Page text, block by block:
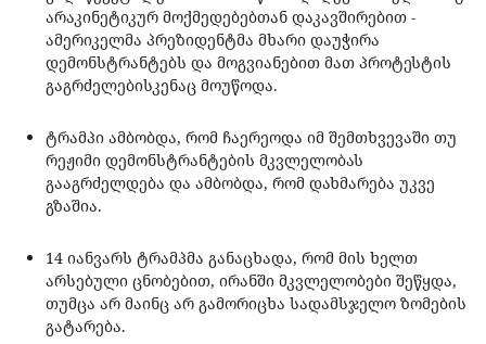
არაკინეტიკურ მოქმედებებთან დაკავშირებით -
ამერიკელმა პრეზიდენტმა მხარი დაუჭირა
დემონსტრანტებს და მოგვიანებით მათ პროტესტის
გაგრძელებისკენაც მოუწოდა.
ტრამპი ამბობდა, რომ ჩაერეოდა იმ შემთხვევაში თუ
რეჟიმი დემონსტრანტების მკვლელობას
გააგრძელდება და ამბობდა, რომ დახმარება უკვე
გზაშია.
14 იანვარს ტრამპმა განაცხადა, რომ მის ხელთ
არსებული ცნობებით, ირანში მკვლელობები შეწყდა,
თუმცა არ მაინც არ გამორიცხა სადამსჯელო ზომების
გატარება.